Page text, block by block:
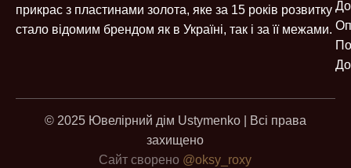
прикрас з пластинами золота, яке за 15 років розвитку
стало відомим брендом як в Україні, так і за її межами.
© 2025 Ювелірний дім Ustymenko | Всі права
захищено
Сайт сворено @oksy_roxy